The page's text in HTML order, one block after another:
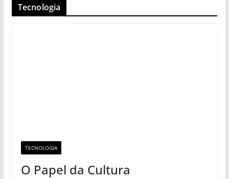
Tecnologia
TECNOLOGIA
O Papel da Cultura